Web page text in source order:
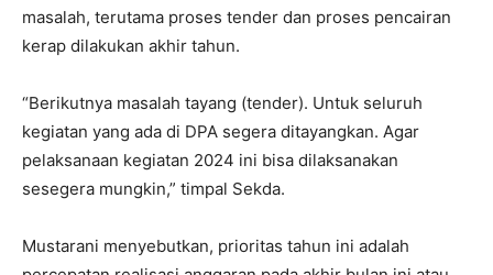
masalah, terutama proses tender dan proses pencairan
kerap dilakukan akhir tahun.
“Berikutnya masalah tayang (tender). Untuk seluruh
kegiatan yang ada di DPA segera ditayangkan. Agar
pelaksanaan kegiatan 2024 ini bisa dilaksanakan
sesegera mungkin,” timpal Sekda.
Mustarani menyebutkan, prioritas tahun ini adalah